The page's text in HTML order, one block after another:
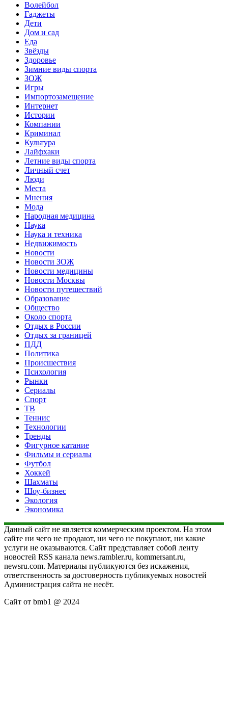
Волейбол
Гаджеты
Дети
Дом и сад
Еда
Звёзды
Здоровье
Зимние виды спорта
ЗОЖ
Игры
Импортозамещение
Интернет
Истории
Компании
Криминал
Культура
Лайфхаки
Летние виды спорта
Личный счет
Люди
Места
Мнения
Мода
Народная медицина
Наука
Наука и техника
Недвижимость
Новости
Новости ЗОЖ
Новости медицины
Новости Москвы
Новости путешествий
Образование
Общество
Около спорта
Отдых в России
Отдых за границей
ПДД
Политика
Происшествия
Психология
Рынки
Сериалы
Спорт
ТВ
Теннис
Технологии
Тренды
Фигурное катание
Фильмы и сериалы
Футбол
Хоккей
Шахматы
Шоу-бизнес
Экология
Экономика
Данный сайт не является коммерческим проектом. На этом
сайте ни чего не продают, ни чего не покупают, ни какие
услуги не оказываются. Сайт представляет собой ленту
новостей RSS канала news.rambler.ru, kommersant.ru,
newsru.com. Материалы публикуются без искажения,
ответственность за достоверность публикуемых новостей
Администрация сайта не несёт.
Сайт от bmb1 @ 2024